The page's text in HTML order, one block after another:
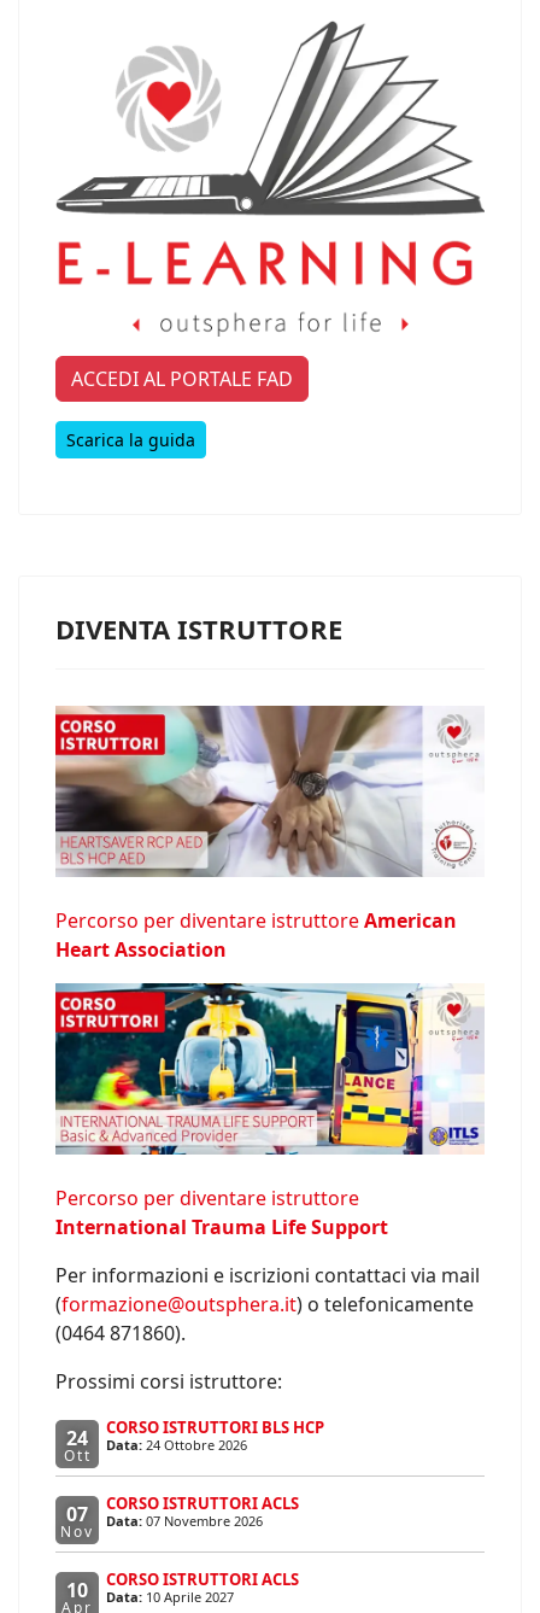
ACCEDI AL PORTALE FAD
Scarica la guida
DIVENTA ISTRUTTORE
Percorso per diventare istruttoreAmerican
Heart Association
Percorso per diventare istruttore
International Trauma Life Support
Per informazioni e iscrizioni contattaci via mail
(formazione@outsphera.it) o telefonicamente
(0464 871860).
Prossimi corsi istruttore:
24
Ott
CORSO ISTRUTTORI BLS HCP
Data: 24 Ottobre 2026
07
Nov
CORSO ISTRUTTORI ACLS
Data: 07 Novembre 2026
10
Apr
CORSO ISTRUTTORI ACLS
Data: 10 Aprile 2027